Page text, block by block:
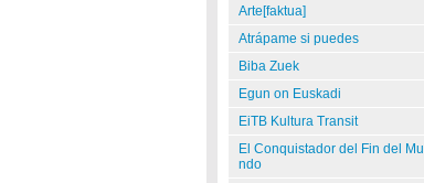
Arte[faktua]
Atrápame si puedes
Biba Zuek
Egun on Euskadi
EiTB Kultura Transit
El Conquistador del Fin del Mu
ndo